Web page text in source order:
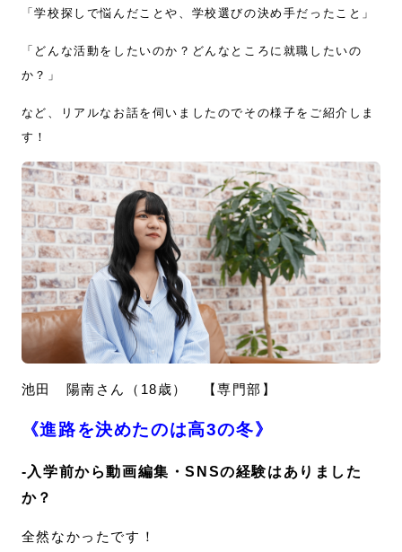
「学校探しで悩んだことや、学校選びの決め手だったこと」
「どんな活動をしたいのか？どんなところに就職したいの
か？」
など、リアルなお話を伺いましたのでその様子をご紹介しま
す！
池田 陽南さん（18歳） 【専門部】
《進路を決めたのは高3の冬》
-入学前から動画編集・SNSの経験はありました
か？
全然なかったです！